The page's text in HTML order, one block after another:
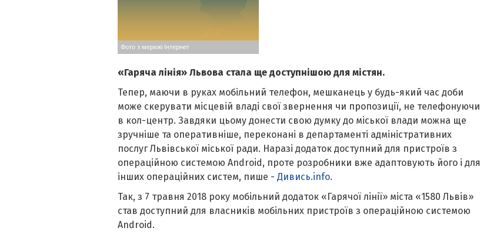
Фото з мережі Інтернет
«Гаряча лінія» Львова стала ще доступнішою для містян.
Тепер, маючи в руках мобільний телефон, мешканець у будь-який час доби
може скерувати місцевій владі свої звернення чи пропозиції, не телефонуючи
в кол-центр. Завдяки цьому донести свою думку до міської влади можна ще
зручніше та оперативніше, переконані в департаменті адміністративних
послуг Львівської міської ради. Наразі додаток доступний для пристроїв з
операційною системою Аndroid, проте розробники вже адаптовують його і для
інших операційних систем, пише - Дивись.info.
Так, з 7 травня 2018 року мобільний додаток «Гарячої лінії» міста «1580 Львів»
став доступний для власників мобільних пристроїв з операційною системою
Аndroid.